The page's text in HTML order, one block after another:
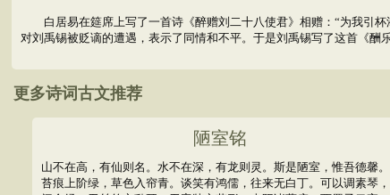
白居易在筵席上写了一首诗《醉赠刘二十八使君》相赠：“为我引杯
对刘禹锡被贬谪的遭遇，表示了同情和不平。于是刘禹锡写了这首《酬
更多诗词古文推荐
陋室铭
山不在高，有仙则名。水不在深，有龙则灵。斯是陋室，惟吾德馨。
苔痕上阶绿，草色入帘青。谈笑有鸿儒，往来无白丁。可以调素琴，